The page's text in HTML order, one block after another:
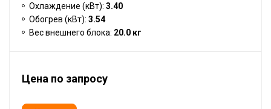
Охлаждение (кВт): 3.40
Обогрев (кВт): 3.54
Вес внешнего блока: 20.0 кг
Цена по запросу